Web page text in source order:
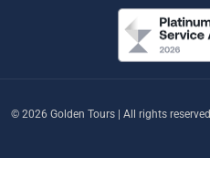
© 2026 Golden Tours | All rights reserved